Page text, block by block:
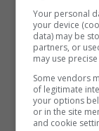
Castiglione del
Wikipedia)
Your personal
your device
data) may be
partners, or
may use
Some vendors
of legitimate
your options
or in the site
and cookie